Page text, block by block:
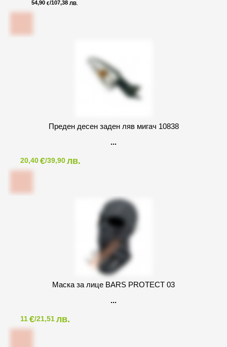
54,90 €/107,38 ЛВ.
Преден десен заден ляв мигач 10838
20,40€/39,90лв.
Маска за лице BARS PROTECT 03
11€/21,51лв.